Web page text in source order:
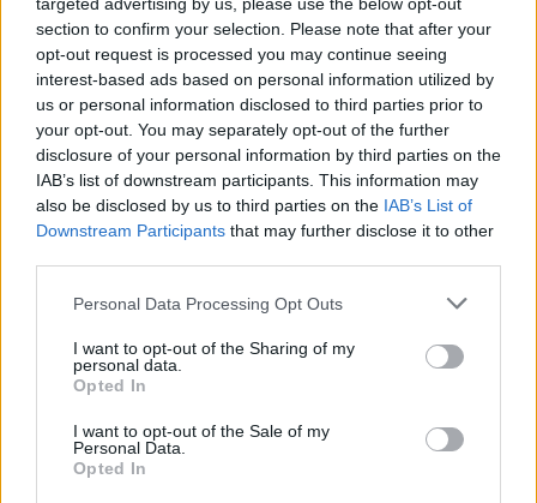
section to confirm your selection. Please note that after your
opt-out request is processed you may continue seeing
interest-based ads based on personal information utilized by
us or personal information disclosed to third parties prior to
your opt-out. You may separately opt-out of the further
disclosure of your personal information by third parties on the
IAB’s list of downstream participants. This information may
also be disclosed by us to third parties on the IAB’s List of
Downstream Participants that may further disclose it to other
Personal Data Processing Opt Outs
I want to opt-out of the Sharing of my
personal data.
Opted In
I want to opt-out of the Sale of my
Personal Data.
Opted In